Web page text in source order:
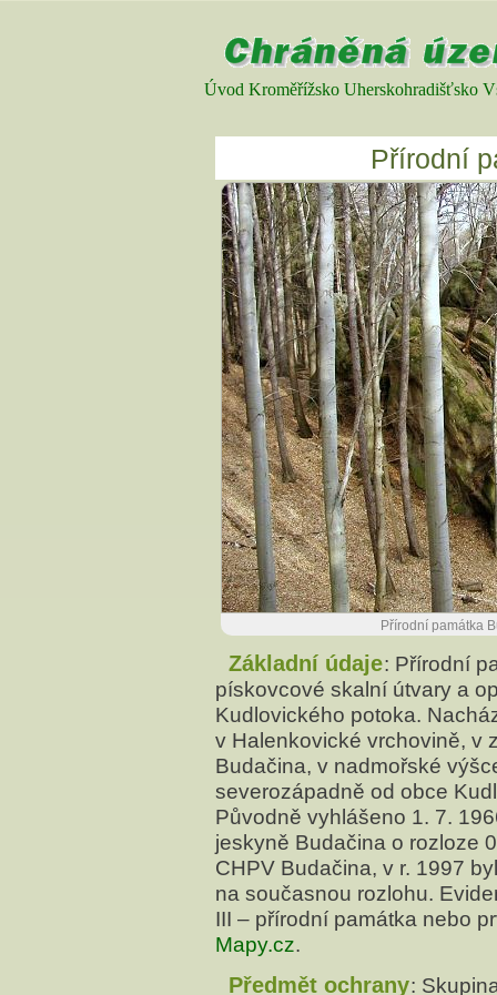
Úvod Kroměřížsko Uherskohradišťsko
Přírodní
Přírodní památka
Základní údaje: Přírodní
pískovcové skalní útvary a
Kudlovického potoka.
v Halenkovické vrchovině, v
Budačina, v nadmořské
severozápadně od obce
Původně vyhlášeno 1. 7.
jeskyně Budačina o rozloze
CHPV Budačina, v r. 1997
na současnou rozlohu.
III – přírodní památka nebo
Mapy.cz.
Předmět ochrany: